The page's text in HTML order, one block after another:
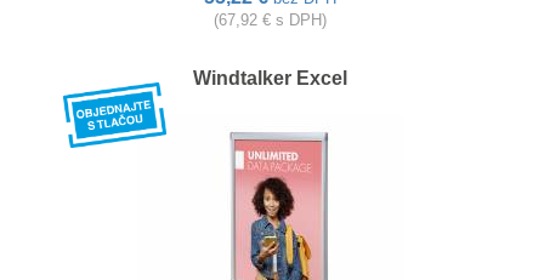
(67,92 € s DPH)
Windtalker Excel